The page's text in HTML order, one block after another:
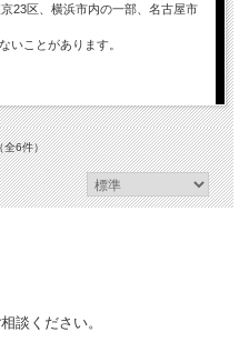
23区、横浜市内の一部、名古屋市
いことがあります。
全6件）
談ください。